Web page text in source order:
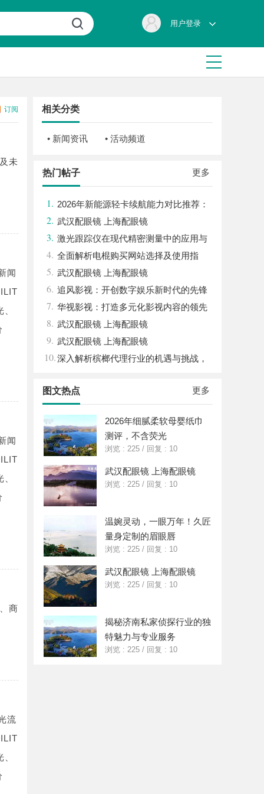
用户登录
订阅
未
闻
闻
商
流
相关分类
• 新闻资讯 • 活动频道
更多
热门帖子
1. 2026年新能源轻卡续航能力对比推荐：
5大主流平台三维解析
2. 武汉配眼镜 上海配眼镜
3. 激光跟踪仪在现代精密测量中的应用与
发展趋势
4. 全面解析电棍购买网站选择及使用指
南，保障安全与合法性
5. 武汉配眼镜 上海配眼镜
6. 追风影视：开创数字娱乐新时代的先锋
平台
7. 华视影视：打造多元化影视内容的领先
平台
8. 武汉配眼镜 上海配眼镜
9. 武汉配眼镜 上海配眼镜
10.深入解析槟榔代理行业的机遇与挑战，
更多
图文热点
2026年细腻柔软母婴纸巾
测评，不含荧光
浏览 : 225 / 回复 : 10
武汉配眼镜 上海配眼镜
浏览 : 225 / 回复 : 10
温婉灵动，一眼万年！久匠
量身定制的眉眼唇
浏览 : 225 / 回复 : 10
武汉配眼镜 上海配眼镜
浏览 : 225 / 回复 : 10
揭秘济南私家侦探行业的独
特魅力与专业服务
浏览 : 225 / 回复 : 10